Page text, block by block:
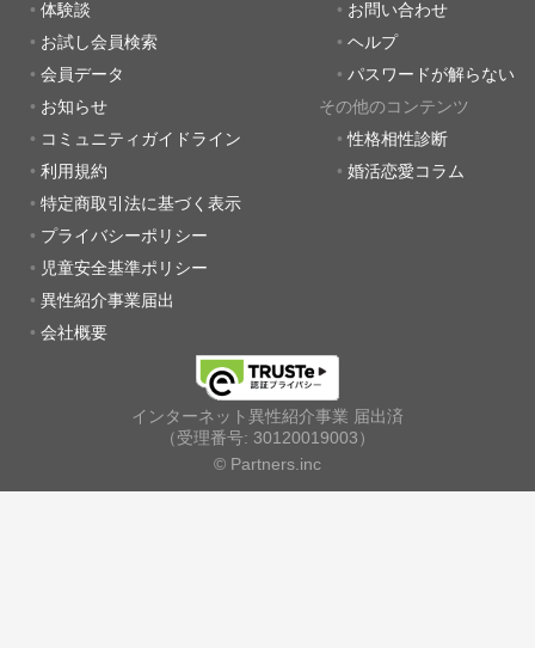
体験談
お試し会員検索
会員データ
お知らせ
コミュニティガイドライン
利用規約
特定商取引法に基づく表示
プライバシーポリシー
児童安全基準ポリシー
異性紹介事業届出
会社概要
お問い合わせ
ヘルプ
パスワードが解らない
その他のコンテンツ
性格相性診断
婚活恋愛コラム
インターネット異性紹介事業 届出済
（受理番号: 30120019003）
© Partners.inc